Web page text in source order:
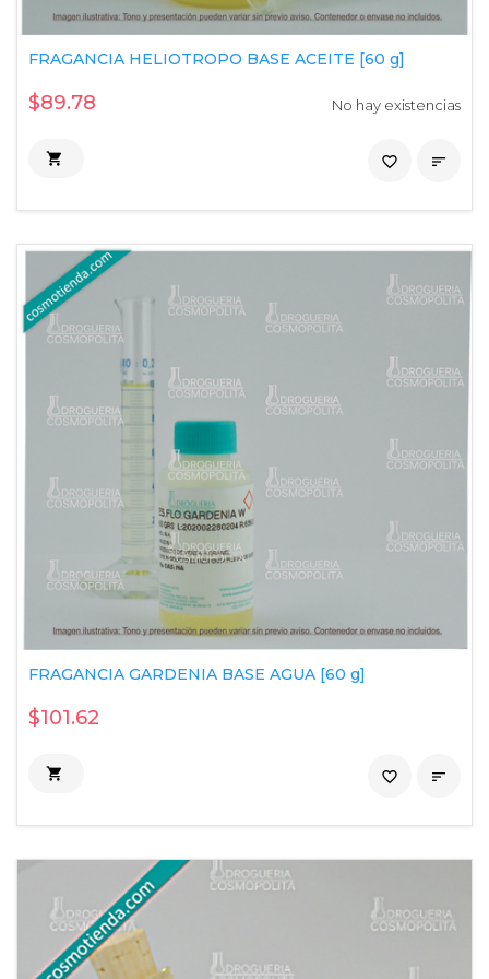
FRAGANCIA HELIOTROPO BASE ACEITE [60 g]
$89.78 No hay existencias
 
favorite_border
FRAGANCIA GARDENIA BASE AGUA [60 g]
$101.62
 
favorite_border